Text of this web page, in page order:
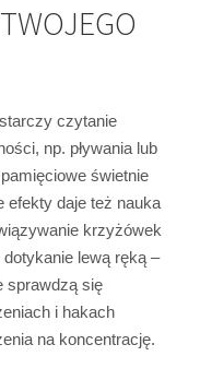
czytanie
np. pływania lub
świetnie
efekty daje też nauka
krzyżówek
lewą ręką –
sprawdzą się
i hakach
na koncentrację.